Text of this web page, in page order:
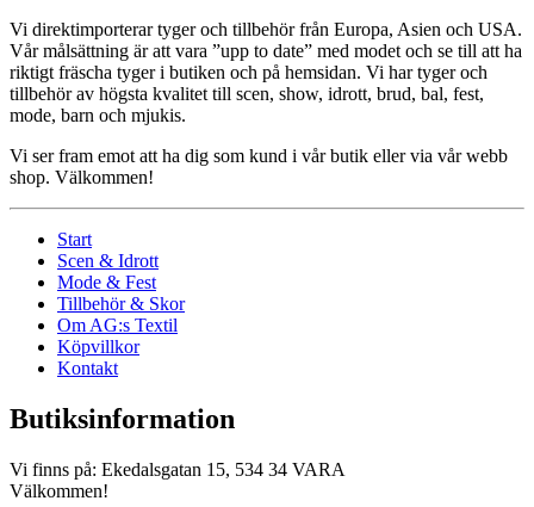
Vi direktimporterar tyger och tillbehör från Europa, Asien och USA.
Vår målsättning är att vara ”upp to date” med modet och se till att ha
riktigt fräscha tyger i butiken och på hemsidan. Vi har tyger och
tillbehör av högsta kvalitet till scen, show, idrott, brud, bal, fest,
mode, barn och mjukis.
Vi ser fram emot att ha dig som kund i vår butik eller via vår webb
shop. Välkommen!
Start
Scen & Idrott
Mode & Fest
Tillbehör & Skor
Om AG:s Textil
Köpvillkor
Kontakt
Butiksinformation
Vi finns på: Ekedalsgatan 15, 534 34 VARA
Välkommen!